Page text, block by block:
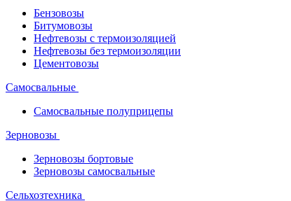
Бензовозы
Битумовозы
Нефтевозы с термоизоляцией
Нефтевозы без термоизоляции
Цементовозы
Самосвальные
Самосвальные полуприцепы
Зерновозы
Зерновозы бортовые
Зерновозы самосвальные
Сельхозтехника